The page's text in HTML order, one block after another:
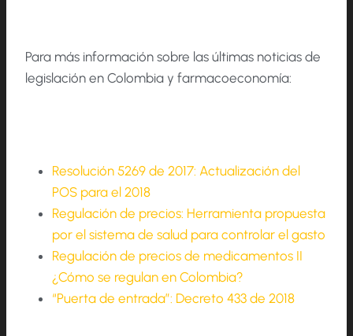
Para más información sobre las últimas noticias de
legislación en Colombia y farmacoeconomía:
Resolución 5269 de 2017: Actualización del
POS para el 2018
Regulación de precios: Herramienta propuesta
por el sistema de salud para controlar el gasto
Regulación de precios de medicamentos II
¿Cómo se regulan en Colombia?
“Puerta de entrada”: Decreto 433 de 2018